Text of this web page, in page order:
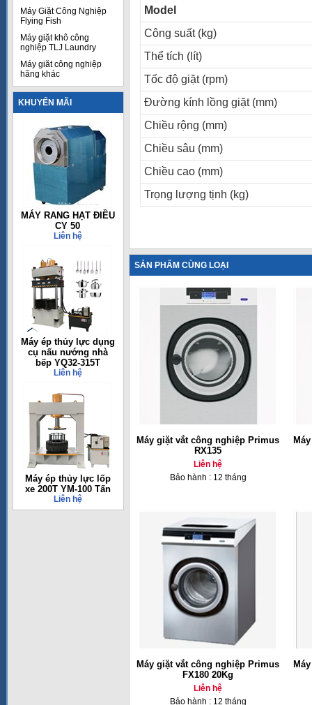
Máy Giặt Công Nghiệp
Flying Fish
Máy giặt khô công
nghiệp TLJ Laundry
Máy giăt công nghiệp
hãng khác
KHUYẾN MÃI
MÁY RANG HẠT ĐIỀU
CY 50
Liên hệ
Máy ép thủy lực dụng
cụ nấu nướng nhà
bếp YQ32-315T
Liên hệ
Máy ép thủy lực lốp
xe 200T YM-100 Tấn
Liên hệ
Model
Công suất (kg)
Thể tích (lít)
Tốc độ giặt (rpm)
Đường kính lồng giặt (mm)
Chiều rộng (mm)
Chiều sâu (mm)
Chiều cao (mm)
Trọng lượng tịnh (kg)
SẢN PHẨM CÙNG LOẠI
Máy giặt vắt công nghiệp Primus
RX135
Liên hệ
Bảo hành : 12 tháng
Máy giặt vắt công nghiệp Primus
FX180 20Kg
Liên hệ
Bảo hành : 12 tháng